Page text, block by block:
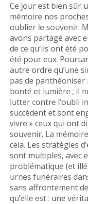
Ce jour est bien sûr
mémoire nos
oublier le souvenir.
avons partagé avec
de ce qu’ils ont été
été pour eux.
autre ordre qu’une
pas de
bonté et lumière ; il
lutter contre l’oubli
succèdent et sont
vivre » ceux qui ont
souvenir. La
cela. Les stratégies
sont multiples, avec
problématique (et
urnes funéraires
sans affrontement
qu’elle est : une